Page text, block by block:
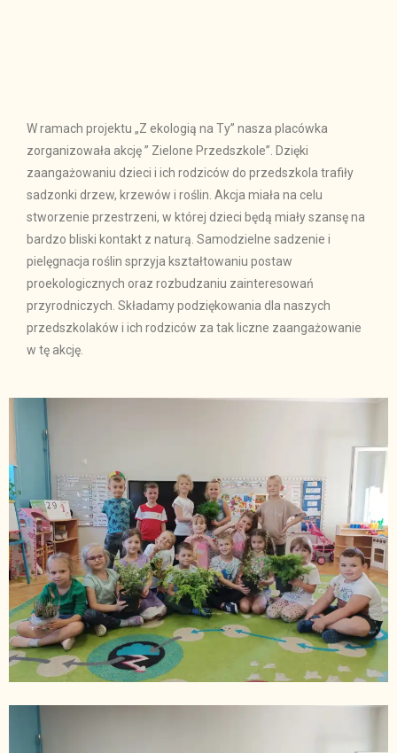
W ramach projektu „Z ekologią na Ty” nasza placówka
zorganizowała akcję ” Zielone Przedszkole”. Dzięki
zaangażowaniu dzieci i ich rodziców do przedszkola trafiły
sadzonki drzew, krzewów i roślin. Akcja miała na celu
stworzenie przestrzeni, w której dzieci będą miały szansę na
bardzo bliski kontakt z naturą. Samodzielne sadzenie i
pielęgnacja roślin sprzyja kształtowaniu postaw
proekologicznych oraz rozbudzaniu zainteresowań
przyrodniczych. Składamy podziękowania dla naszych
przedszkolaków i ich rodziców za tak liczne zaangażowanie
w tę akcję.